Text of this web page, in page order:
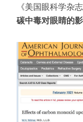
《美国眼科学杂
碳中毒对眼睛的影